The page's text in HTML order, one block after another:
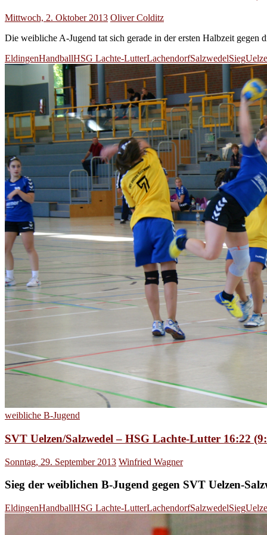
Mittwoch, 2. Oktober 2013 Oliver Colditz
Die weibliche A-Jugend tat sich gerade in der ersten Halbzeit gegen
EldingenHandballHSG Lachte-LutterLachendorfSalzwedelSieg
weibliche B-Jugend
SVT Uelzen/Salzwedel – HSG Lachte-Lutter 16:22
Sonntag, 29. September 2013 Winfried Wagner
Sieg der weiblichen B-Jugend gegen SVT Uelzen-
EldingenHandballHSG Lachte-LutterLachendorfSalzwedelSieg